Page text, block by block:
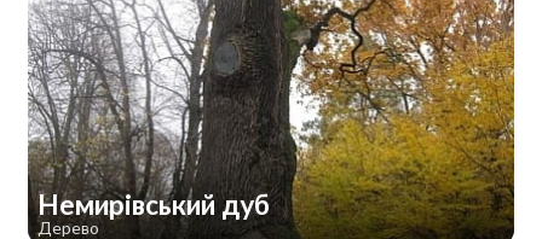
Немирівський дуб
Дерево